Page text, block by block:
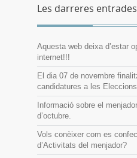
Les darreres
Aquesta web deixa d’estar
internet!!!
El dia 07 de novembre
candidatures a les
Informació sobre el
d’octubre.
Vols conèixer com es
d’Activitats del menjador?